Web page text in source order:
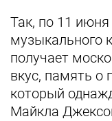
Так, по 11
музыкального
получает
вкус, память о
который
Майкла